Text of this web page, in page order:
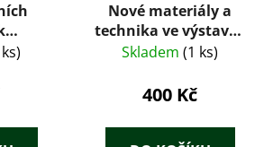
Nové materiály a
technika ve výstavbě
a architektuře
Skladem (1 ks)
400 Kč